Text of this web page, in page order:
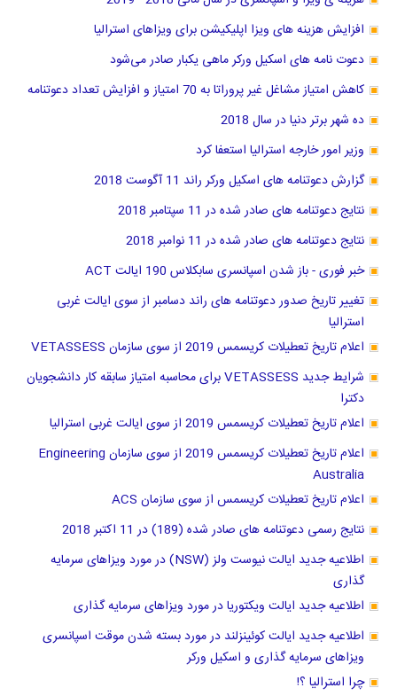
افزایش هزینه های ویزا اپلیکیشن برای ویزاهای استرالیا
دعوت نامه های اسکیل ورکر ماهی یکبار صادر می‌شود
کاهش امتیاز مشاغل غیر پروراتا به 70 امتیاز و افزایش تعداد دعوتنامه
ده شهر برتر دنیا در سال 2018
وزیر امور خارجه استرالیا استعفا کرد
گزارش دعوتنامه های اسکیل ورکر راند 11 آگوست 2018
نتایج دعوتنامه های صادر شده در 11 سپتامبر 2018
نتایج دعوتنامه های صادر شده در 11 نوامبر 2018
خبر فوری - باز شدن اسپانسری سابکلاس 190 ایالت ACT
تغییر تاریخ صدور دعوتنامه های راند دسامبر از سوی ایالت غربی
استرالیا
اعلام تاریخ تعطیلات کریسمس 2019 از سوی سازمان VETASSESS
شرایط جدید VETASSESS برای محاسبه امتیاز سابقه کار دانشجویان
دکترا
اعلام تاریخ تعطیلات کریسمس 2019 از سوی ایالت غربی استرالیا
اعلام تاریخ تعطیلات کریسمس 2019 از سوی سازمان Engineering
Australia
اعلام تاریخ تعطیلات کریسمس از سوی سازمان ACS
نتایج رسمی دعوتنامه های صادر شده (189) در 11 اکتبر 2018
اطلاعیه جدید ایالت نیوست ولز (NSW) در مورد ویزاهای سرمایه
گذاری
اطلاعیه جدید ایالت ویکتوریا در مورد ویزاهای سرمایه گذاری
اطلاعیه جدید ایالت کوئینزلند در مورد بسته شدن موقت اسپانسری
ویزاهای سرمایه گذاری و اسکیل ورکر
چرا استرالیا ؟!